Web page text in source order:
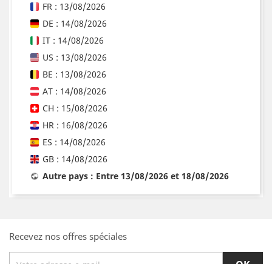
FR : 13/08/2026
DE : 14/08/2026
IT : 14/08/2026
US : 13/08/2026
BE : 13/08/2026
AT : 14/08/2026
CH : 15/08/2026
HR : 16/08/2026
ES : 14/08/2026
GB : 14/08/2026
Autre pays : Entre 13/08/2026 et 18/08/2026
Recevez nos offres spéciales